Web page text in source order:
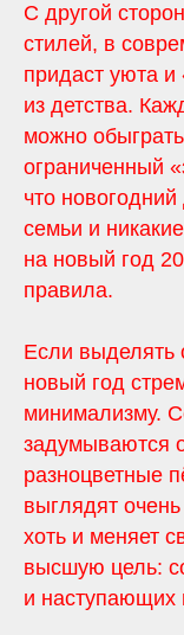
С другой
стилей, в
придаст уюта и
из детства.
можно
ограниченный
что
семьи и
на новый год
правила.
Если выделять
новый год
минимализму.
задумываются
разноцветные
выглядят
хоть и меняет
высшую цель:
и наступающих